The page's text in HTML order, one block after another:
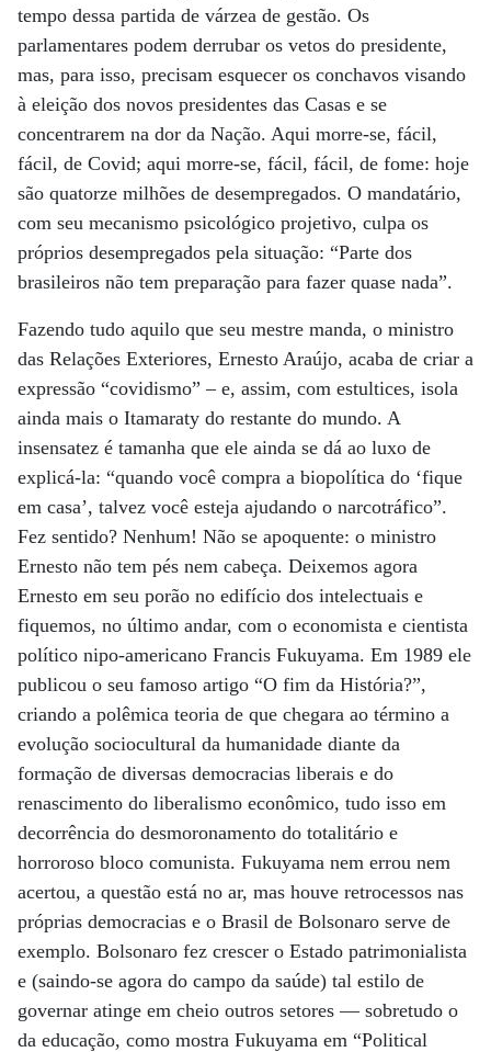
tempo dessa partida de várzea de gestão. Os
parlamentares podem derrubar os vetos do presidente,
mas, para isso, precisam esquecer os conchavos visando
à eleição dos novos presidentes das Casas e se
concentrarem na dor da Nação. Aqui morre-se, fácil,
fácil, de Covid; aqui morre-se, fácil, fácil, de fome: hoje
são quatorze milhões de desempregados. O mandatário,
com seu mecanismo psicológico projetivo, culpa os
próprios desempregados pela situação: “Parte dos
brasileiros não tem preparação para fazer quase nada”.
Fazendo tudo aquilo que seu mestre manda, o ministro
das Relações Exteriores, Ernesto Araújo, acaba de criar a
expressão “covidismo” – e, assim, com estultices, isola
ainda mais o Itamaraty do restante do mundo. A
insensatez é tamanha que ele ainda se dá ao luxo de
explicá-la: “quando você compra a biopolítica do ‘fique
em casa’, talvez você esteja ajudando o narcotráfico”.
Fez sentido? Nenhum! Não se apoquente: o ministro
Ernesto não tem pés nem cabeça. Deixemos agora
Ernesto em seu porão no edifício dos intelectuais e
fiquemos, no último andar, com o economista e cientista
político nipo-americano Francis Fukuyama. Em 1989 ele
publicou o seu famoso artigo “O fim da História?”,
criando a polêmica teoria de que chegara ao término a
evolução sociocultural da humanidade diante da
formação de diversas democracias liberais e do
renascimento do liberalismo econômico, tudo isso em
decorrência do desmoronamento do totalitário e
horroroso bloco comunista. Fukuyama nem errou nem
acertou, a questão está no ar, mas houve retrocessos nas
próprias democracias e o Brasil de Bolsonaro serve de
exemplo. Bolsonaro fez crescer o Estado patrimonialista
e (saindo-se agora do campo da saúde) tal estilo de
governar atinge em cheio outros setores — sobretudo o
da educação, como mostra Fukuyama em “Political